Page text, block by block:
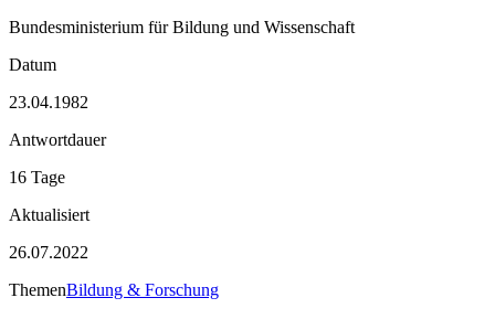
Bundesministerium für Bildung und Wissenschaft
Datum
23.04.1982
Antwortdauer
16 Tage
Aktualisiert
26.07.2022
ThemenBildung & Forschung